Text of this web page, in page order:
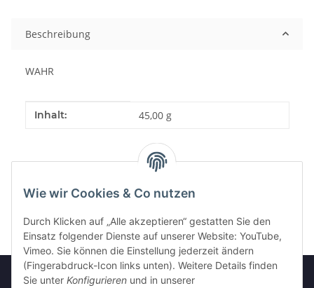
Wie wir Cookies & Co nutzen
Durch Klicken auf „Alle akzeptieren“ gestatten Sie den
Einsatz folgender Dienste auf unserer Website: YouTube,
Vimeo. Sie können die Einstellung jederzeit ändern
(Fingerabdruck-Icon links unten). Weitere Details finden
Sie unter Konfigurieren und in unserer
Beschreibung
WAHR
Produkteigenschaft
Wert
Inhalt: 45,00 g